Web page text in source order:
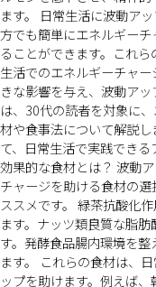
ます。 日常生活に波動ア
方でも簡単にエネルギー
ることができます。これ
生活でのエネルギーチャ
きな影響を与え、波動ア
は、30代の読者を対象に
材や食事法について解説
て、日常生活で実践でき
効果的な食材とは？ 波動
チャージを助ける食材の
ススメです。 緑茶抗酸化
ます。ナッツ類良質な脂
す。発酵食品腸内環境を
ます。 これらの食材は、
ップを助けます。例えば